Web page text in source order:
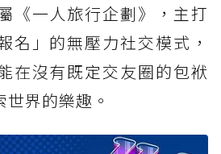
《一人旅行企劃》，主打
名」的無壓力社交模式，
在沒有既定交友圈的包袱
界的樂趣。